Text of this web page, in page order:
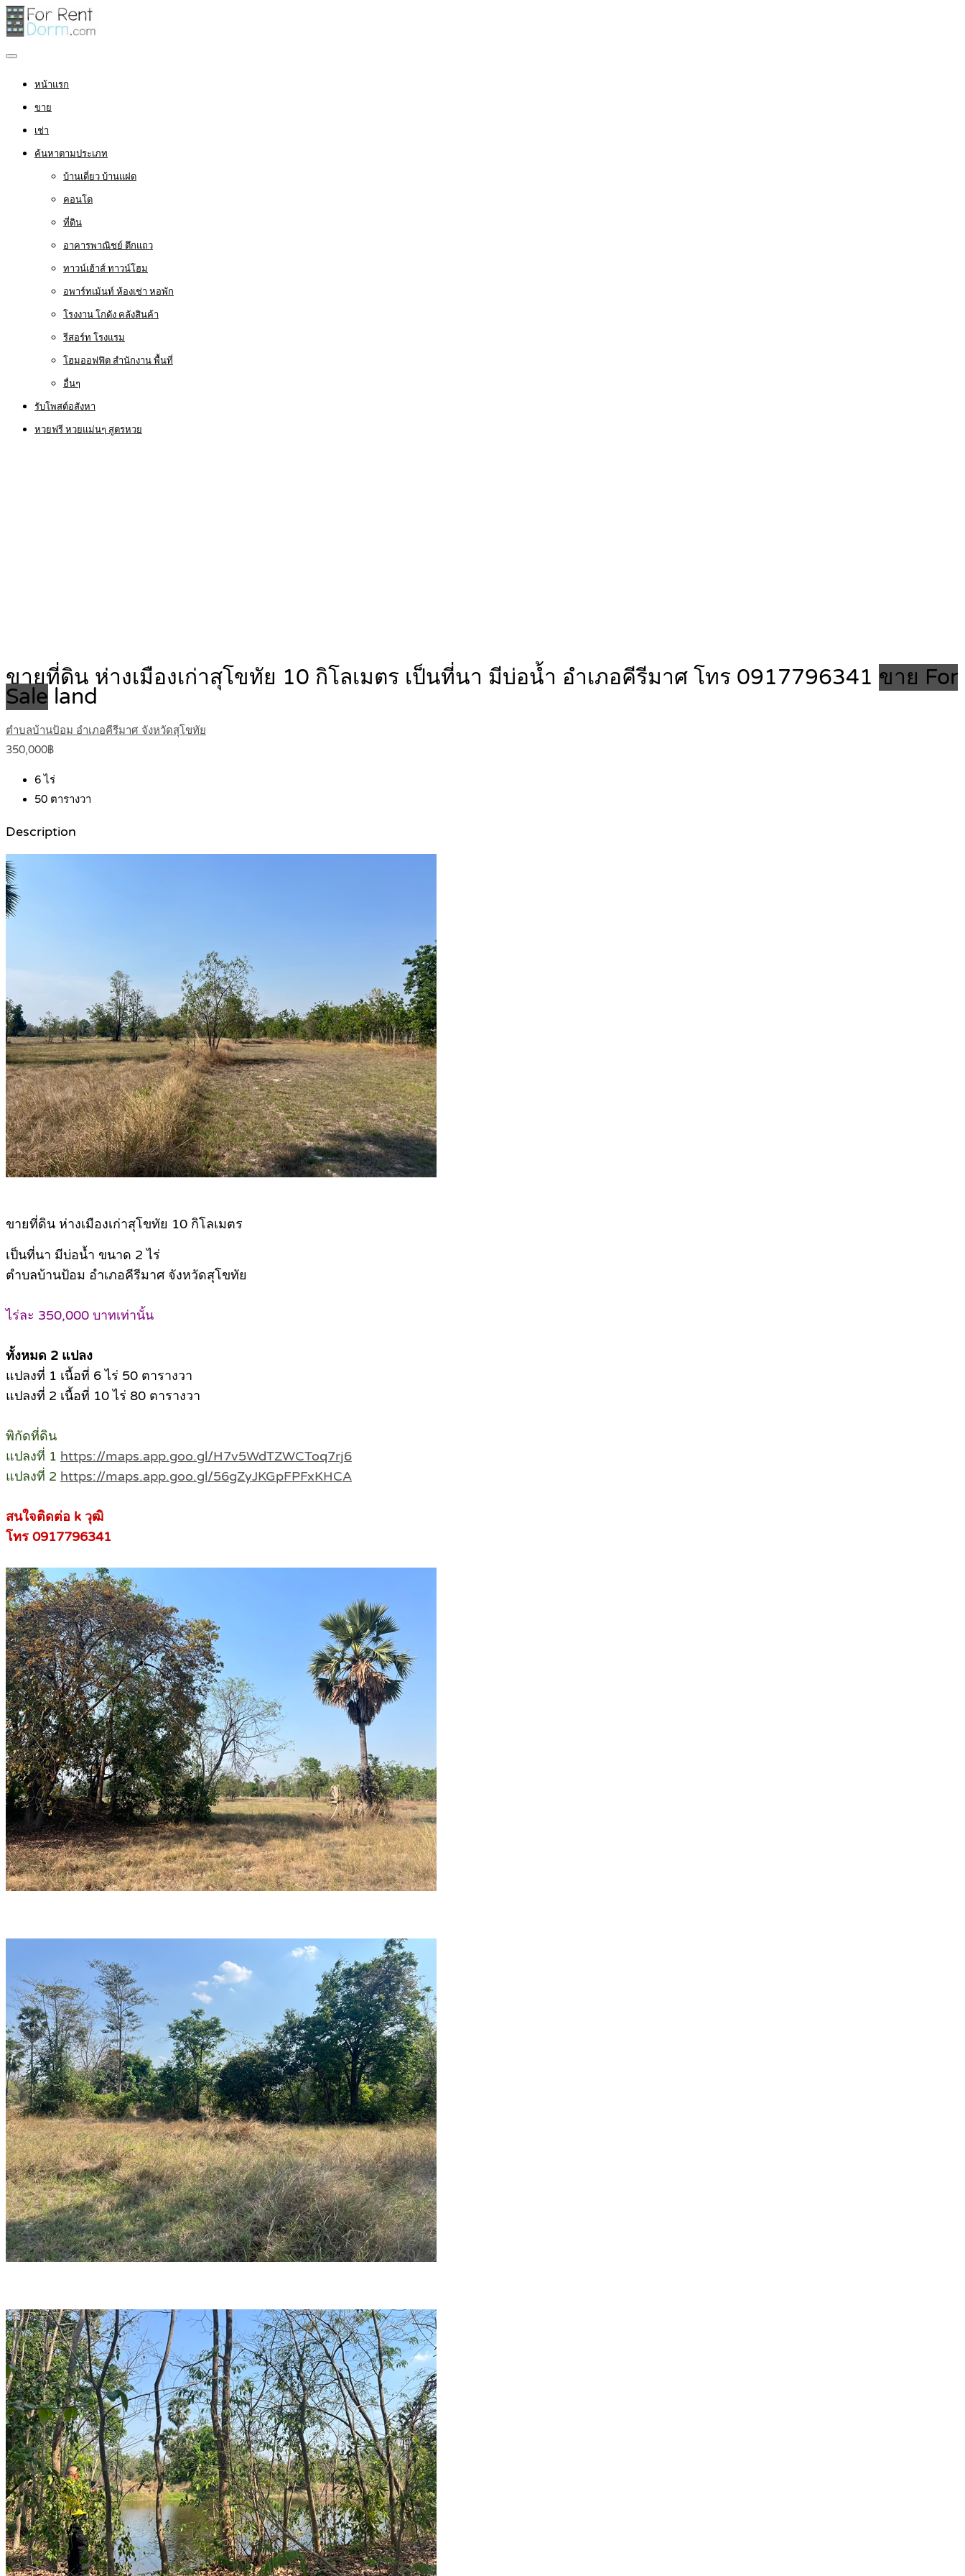
หน้าแรก
ขาย
เช่า
ค้นหาตามประเภท
บ้านเดี่ยว บ้านแฝด
คอนโด
ที่ดิน
อาคารพาณิชย์ ตึกแถว
ทาวน์เฮ้าส์ ทาวน์โฮม
อพาร์ทเม้นท์ ห้องเช่า หอพัก
โรงงาน โกดัง คลังสินค้า
รีสอร์ท โรงแรม
โฮมออฟฟิต สำนักงาน พื้นที่
อื่นๆ
รับโพสต์อสังหา
หวยฟรี หวยแม่นๆ สูตรหวย
ขายที่ดิน ห่างเมืองเก่าสุโขทัย 10 กิโลเมตร เป็นที่นา มีบ่อน้ำ อำเภอคีรีมาศ โทร 0917796341 ขาย For
Sale land
ตำบลบ้านป้อม อำเภอคีรีมาศ จังหวัดสุโขทัย
350,000฿
6ไร่
50 ตารางวา
Description
ขายที่ดิน ห่างเมืองเก่าสุโขทัย 10 กิโลเมตร
เป็นที่นา มีบ่อน้ำ ขนาด 2 ไร่
ตำบลบ้านป้อม อำเภอคีรีมาศ จังหวัดสุโขทัย
ไร่ละ 350,000 บาทเท่านั้น
ทั้งหมด 2 แปลง
แปลงที่ 1 เนื้อที่ 6 ไร่ 50 ตารางวา
แปลงที่ 2 เนื้อที่ 10 ไร่ 80 ตารางวา
พิกัดที่ดิน
แปลงที่ 1 https://maps.app.goo.gl/H7v5WdTZWCToq7rj6
แปลงที่ 2 https://maps.app.goo.gl/56gZyJKGpFPFxKHCA
สนใจติดต่อ k วุฒิ
โทร 0917796341